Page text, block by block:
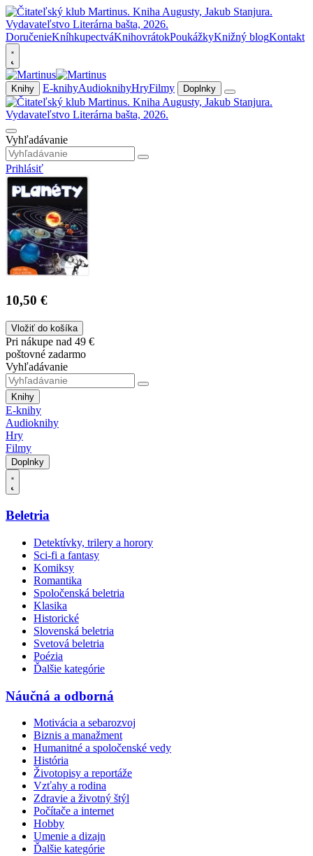
DoručenieKníhkupectváKnihovrátokPoukážkyKnižný blogKontakt
Knihy E-knihyAudioknihyHryFilmy Doplnky
Vyhľadávanie
Prihlásiť
10,50 €
Vložiť do košíka
Pri nákupe nad 49 €
poštovné zadarmo
Vyhľadávanie
Knihy
E-knihy
Audioknihy
Hry
Filmy
Doplnky
Beletria
Detektívky, trilery a horory
Sci-fi a fantasy
Komiksy
Romantika
Spoločenská beletria
Klasika
Historické
Slovenská beletria
Svetová beletria
Poézia
Ďalšie kategórie
Náučná a odborná
Motivácia a sebarozvoj
Biznis a manažment
Humanitné a spoločenské vedy
História
Životopisy a reportáže
Vzťahy a rodina
Zdravie a životný štýl
Počítače a internet
Hobby
Umenie a dizajn
Ďalšie kategórie